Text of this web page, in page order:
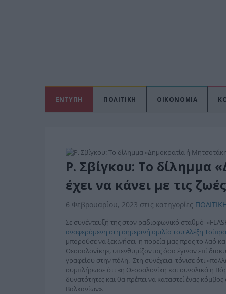
ΕΝΤΥΠΗ ΠΟΛΙΤΙΚΗ ΟΙΚΟΝΟΜΙΑ
Ρ. Σβίγκου: Το δίλημμα
έχει να κάνει με τις
6 Φεβρουαρίου, 2023 στις κατηγορίες
Σε συνέντευξή της στον ραδιοφωνικό σταθμό
αναφερόμενη στη σημερινή ομιλία του Αλέξη Τσίπρα
μπορούσε να ξεκινήσει η πορεία μας προς το λαό
Θεσσαλονίκη», υπενθυμίζοντας όσα έγιναν επί
γραφείου στην πόλη. Στη συνέχεια, τόνισε ότι
συμπλήρωσε ότι «η Θεσσαλονίκη και συνολικά η
δυνατότητες και θα πρέπει να καταστεί ένας
Βαλκανίων».